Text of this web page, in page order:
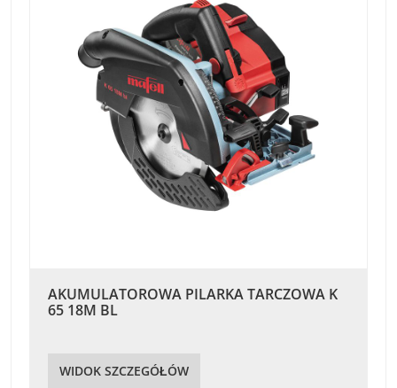
AKUMULATOROWA PILARKA TARCZOWA K
65 18M BL
WIDOK SZCZEGÓŁÓW